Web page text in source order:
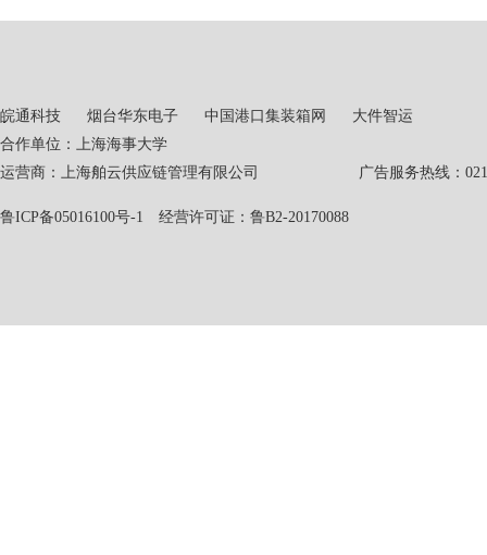
皖通科技 烟台华东电子 中国港口集装箱网
大件智运
合作单位：上海海事大学
运营商：上海舶云供应链管理有限公司 广告服务热线：021-
鲁ICP备05016100号-1 经营许可证：鲁B2-20170088